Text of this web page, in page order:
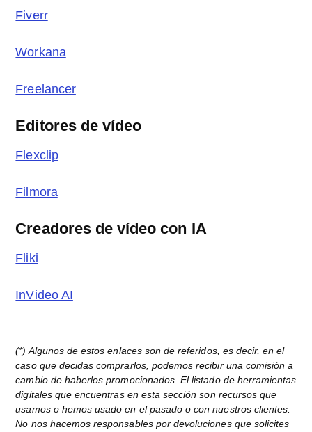
Fiverr
Workana
Freelancer
Editores de vídeo
Flexclip
Filmora
Creadores de vídeo con IA
Fliki
InVideo AI
(*) Algunos de estos enlaces son de referidos, es decir, en el
caso que decidas comprarlos, podemos recibir una comisión a
cambio de haberlos promocionados. El listado de herramientas
digitales que encuentras en esta sección son recursos que
usamos o hemos usado en el pasado o con nuestros clientes.
No nos hacemos responsables por devoluciones que solicites